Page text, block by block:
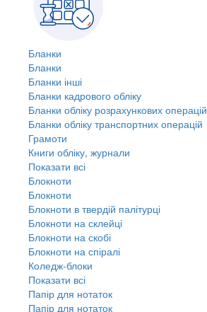
Бланки
Бланки
Бланки інші
Бланки кадрового обліку
Бланки обліку розрахункових операцій
Бланки обліку транспортних операцій
Грамоти
Книги обліку, журнали
Показати всі
Блокноти
Блокноти
Блокноти в твердій палітурці
Блокноти на склейці
Блокноти на скобі
Блокноти на спіралі
Коледж-блоки
Показати всі
Папір для нотаток
Папір для нотаток